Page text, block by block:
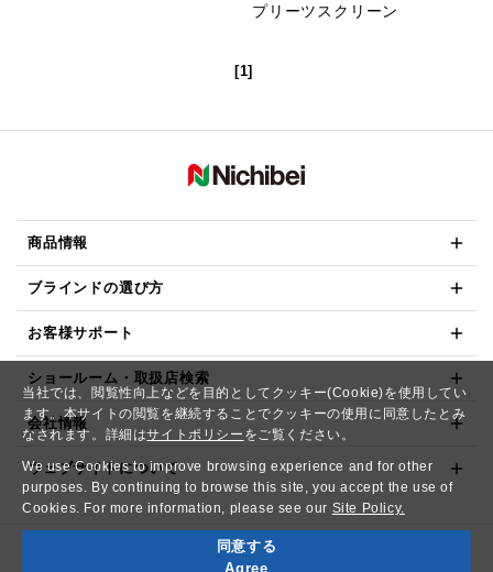
当社では、閲覧性向上などを目的としてクッキー(Cookie)を使用してい
ます。本サイトの閲覧を継続することでクッキーの使用に同意したとみ
なされます。詳細はサイトポリシー をご覧ください。
We use Cookies to improve browsing experience and for other
purposes. By continuing to browse this site, you accept the use of
Cookies. For more information, please see our Site Policy.
同意する
Agree
プリーツスクリーン
[1]
商品情報
ブラインドの選び方
お客様サポート
ショールーム・取扱店検索
会社情報
ウェブサイトについて
Copyright© NICHIBEI CO.,LTD. All Rights Reserved.